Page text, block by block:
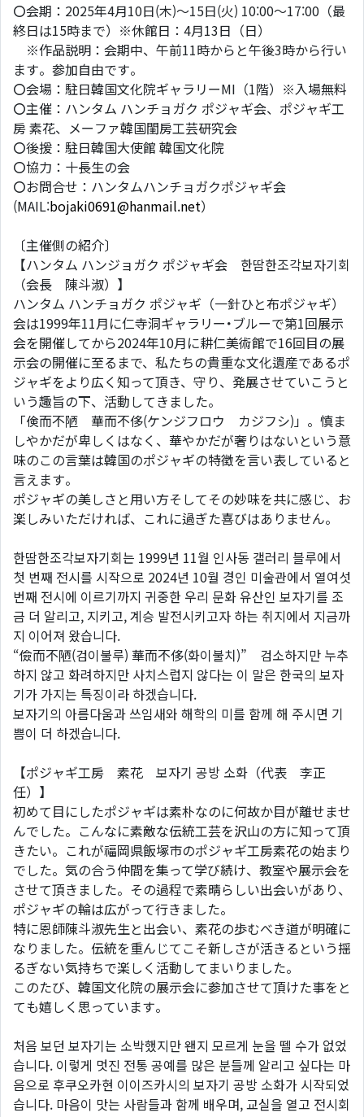
〇会期：2025年4月10日(木)～15日(火) 10:00～17:00（最
終日は15時まで）※休館日：4月13日（日）
※作品説明：会期中、午前11時からと午後3時から行い
ます。参加自由です。
〇会場：駐日韓国文化院ギャラリーMI（1階）※入場無料
〇主催：ハンタム ハンチョガク ポジャギ会、ポジャギ工
房 素花、メーファ韓国閨房工芸研究会
〇後援：駐日韓国大使館 韓国文化院
〇協力：十長生の会
〇お問合せ：ハンタムハンチョガクポジャギ会
(MAIL:bojaki0691@hanmail.net）
〔主催側の紹介〕
【ハンタム ハンジョガク ポジャギ会 한땀한조각보자기회
（会長 陳斗淑）】
ハンタム ハンチョガク ポジャギ（一針ひと布ポジャギ）
会は1999年11月に仁寺洞ギャラリー･ブルーで第1回展示
会を開催してから2024年10月に耕仁美術館で16回目の展
示会の開催に至るまで、私たちの貴重な文化遺産であるポ
ジャギをより広く知って頂き、守り、発展させていこうと
いう趣旨の下、活動してきました。
「倹而不陋 華而不侈(ケンジフロウ カジフシ)」。慎ま
しやかだが卑しくはなく、華やかだが奢りはないという意
味のこの言葉は韓国のポジャギの特徴を言い表していると
言えます。
ポジャギの美しさと用い方そしてその妙味を共に感じ、お
楽しみいただければ、これに過ぎた喜びはありません。
한땀한조각보자기회는 1999년 11월 인사동 갤러리 블루에서
첫 번째 전시를 시작으로 2024년 10월 경인 미술관에서 열여섯
번째 전시에 이르기까지 귀중한 우리 문화 유산인 보자기를 조
금 더 알리고, 지키고, 계승 발전시키고자 하는 취지에서 지금까
지 이어져 왔습니다.
“儉而不陋(검이불루) 華而不侈(화이불치)” 검소하지만 누추
하지 않고 화려하지만 사치스럽지 않다는 이 말은 한국의 보자
기가 가지는 특징이라 하겠습니다.
보자기의 아름다움과 쓰임새와 해학의 미를 함께 해 주시면 기
쁨이 더 하겠습니다.
【ポジャギ工房 素花 보자기 공방 소화（代表 李正
任）】
初めて目にしたポジャギは素朴なのに何故か目が離せませ
んでした。こんなに素敵な伝統工芸を沢山の方に知って頂
きたい。これが福岡県飯塚市のポジャギ工房素花の始まり
でした。気の合う仲間を集って学び続け、教室や展示会を
させて頂きました。その過程で素晴らしい出会いがあり、
ポジャギの輪は広がって行きました。
特に恩師陳斗淑先生と出会い、素花の歩むべき道が明確に
なりました。伝統を重んじてこそ新しさが活きるという揺
るぎない気持ちで楽しく活動してまいりました。
このたび、韓国文化院の展示会に参加させて頂けた事をと
ても嬉しく思っています。
처음 보던 보자기는 소박했지만 왠지 모르게 눈을 뗄 수가 없었
습니다. 이렇게 멋진 전통 공예를 많은 분들께 알리고 싶다는 마
음으로 후쿠오카현 이이즈카시의 보자기 공방 소화가 시작되었
습니다. 마음이 맛는 사람들과 함께 배우며, 교실을 열고 전시회